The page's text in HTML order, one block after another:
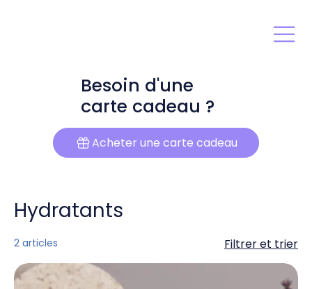
Besoin d'une
carte cadeau ?
Acheter une carte cadeau
Hydratants
2 articles Filtrer et trier